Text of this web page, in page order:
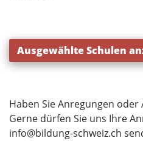
Ausgewählte Schulen
Haben Sie Anregungen
Gerne dürfen Sie uns Ihre
info@bildung-schweiz.ch